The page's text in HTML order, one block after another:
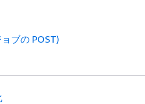
ブの POST)